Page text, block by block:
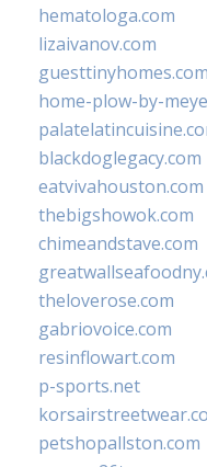
hematologa.com
lizaivanov.com
guesttinyhomes.com
home-plow-by-
blackdoglegacy.com
eatvivahouston.com
thebigshowok.com
chimeandstave.com
theloverose.com
gabriovoice.com
resinflowart.com
p-sports.net
petshopallston.com